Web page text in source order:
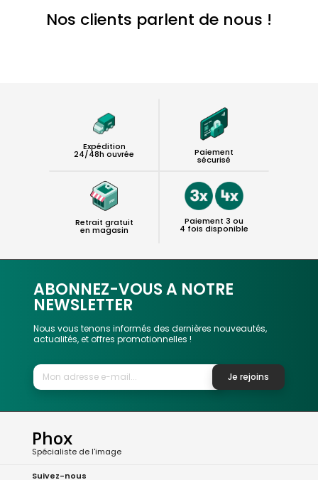
Nos clients parlent de nous !
Expédition
24/48h ouvrée Paiement
sécurisé
Retrait gratuit
en magasin
Paiement 3 ou
4 fois disponible
ABONNEZ-VOUS A NOTRE
NEWSLETTER
Nous vous tenons informés des dernières nouveautés,
actualités, et offres promotionnelles !
Je rejoins
Phox
Spécialiste de l'image
Suivez-nous